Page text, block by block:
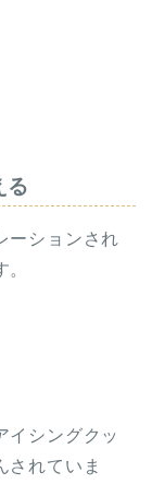
る
ーションされ
イシングクッ
されていま